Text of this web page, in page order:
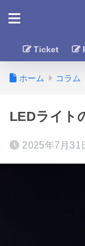
Ticket
ホーム コラム
LEDライト
2025年7月31